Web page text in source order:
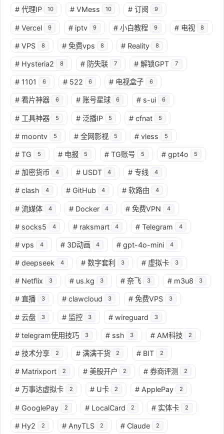
# 代理IP 10 # VMess 10 # 订阅 9
# Vercel 9 # iptv 9 # 小白教程 9 # 电视 8
# VPS 8 # 免费vps 8 # Reality 8
# Hysteria2 8 # 防失联 7 # 解锁GPT 7
# 1101 6 # 522 6 # 电视盒子 6
# 看片神器 6 # 账号星球 6 # s-ui 6
# 工具神器 5 # 泛播IP 5 # cfnat 5
# moontv 5 # 全网影视 5 # vless 5
# TG 5 # 电报 5 # TG账号 5 # gpt4o 5
# 加密货币 4 # USDT 4 # 专线 4
# clash 4 # GitHub 4 # 软路由 4
# 流媒体 4 # Docker 4 # 免费VPN 4
# socks5 4 # raksmart 4 # Telegram 4
# vps 4 # 3D动画 4 # gpt-4o-mini 4
# deepseek 4 # 数字套利 3 # 虚拟卡 3
# Netflix 3 # us.kg 3 # 奈飞 3 # m3u8 3
# 直播 3 # clawcloud 3 # 免费VPS 3
# 云盘 3 # 监控 3 # wireguard 3
# telegram使用技巧 3 # ssh 3 # AM科技 2
# 技术分享 2 # 满满干货 2 # BIT 2
# Matrixport 2 # 美股开户 2 # 券商评测 2
# 万事达虚拟卡 2 # U卡 2 # ApplePay 2
# GooglePay 2 # LocalCard 2 # 实体卡 2
# Hy2 2 # AnyTLS 2 # Claude 2